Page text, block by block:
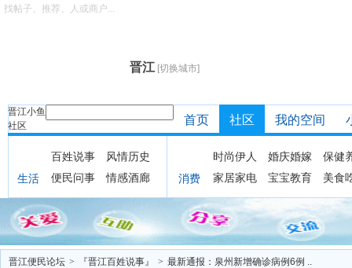
晋江 [切换城市]
晋江小鱼
社区
找帖子、推荐、人或商户...
首页 社区 我的空间
生活
百姓说事
风情历史
便民问事
情感酒廊 消费
时尚伊人 婚庆婚嫁
保健
家居家电
宝宝教育 美食
晋江便民论坛 > 『晋江百姓说事』 > 最新通报：泉州新增确诊病例6例 ..